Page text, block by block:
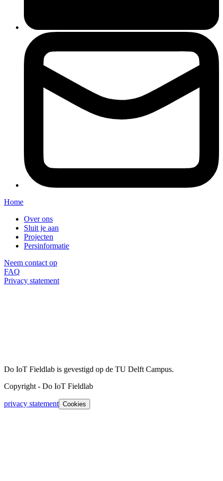
Home
Over ons
Sluit je aan
Projecten
Persinformatie
Neem contact op
FAQ
Privacy statement
Do IoT Fieldlab is gevestigd op de TU Delft Campus.
Copyright - Do IoT Fieldlab
privacy statement Cookies